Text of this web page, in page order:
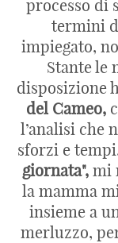
processo di
termini
impiegato,
Stante le
disposizione
del Cameo,
l’analisi che
sforzi e
giornata", mi
la mamma
insieme a
merluzzo,